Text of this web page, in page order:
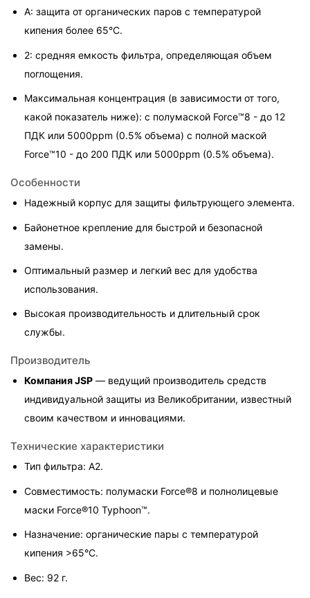
A: защита от органических паров с температурой
кипения более 65°C.
2: средняя емкость фильтра, определяющая объем
поглощения.
Максимальная концентрация (в зависимости от того,
какой показатель ниже): с полумаской Force™8 - до 12
ПДК или 5000ppm (0.5% объема) с полной маской
Force™10 - до 200 ПДК или 5000ppm (0.5% объема).
Особенности
Надежный корпус для защиты фильтрующего элемента.
Байонетное крепление для быстрой и безопасной
замены.
Оптимальный размер и легкий вес для удобства
использования.
Высокая производительность и длительный срок
службы.
Производитель
Компания JSP — ведущий производитель средств
индивидуальной защиты из Великобритании, известный
своим качеством и инновациями.
Технические характеристики
Тип фильтра: A2.
Совместимость: полумаски Force®8 и полнолицевые
маски Force®10 Typhoon™.
Назначение: органические пары с температурой
кипения >65°C.
Вес: 92 г.